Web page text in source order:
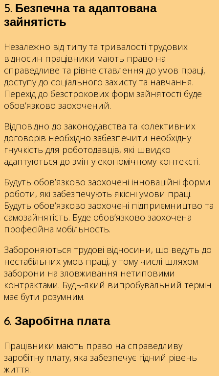
5. Безпечна та адаптована
зайнятість
Незалежно від типу та тривалості трудових
відносин працівники мають право на
справедливе та рівне ставлення до умов праці,
доступу до соціального захисту та навчання.
Перехід до безстрокових форм зайнятості буде
обов’язково заохочений.
Відповідно до законодавства та колективних
договорів необхідно забезпечити необхідну
гнучкість для роботодавців, які швидко
адаптуються до змін у економічному контексті.
Будуть обов’язково заохочені інноваційні форми
роботи, які забезпечують якісні умови праці.
Будуть обов’язково заохочені підприємництво та
самозайнятість. Буде обов’язково заохочена
професійна мобільность.
Забороняються трудові відносини, що ведуть до
нестабільних умов праці, у тому числі шляхом
заборони на зловживання нетиповими
контрактами. Будь-який випробувальний термін
має бути розумним.
6. Заробітна плата
Працівники мають право на справедливу
заробітну плату, яка забезпечує гідний рівень
життя.